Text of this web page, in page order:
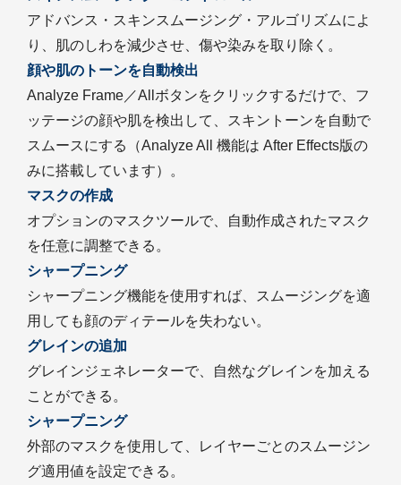
アドバンス・スキンスムージング・アルゴリズムによ
り、肌のしわを減少させ、傷や染みを取り除く。
顔や肌のトーンを自動検出
Analyze Frame／Allボタンをクリックするだけで、フ
ッテージの顔や肌を検出して、スキントーンを自動で
スムースにする（Analyze All 機能は After Effects版の
みに搭載しています）。
マスクの作成
オプションのマスクツールで、自動作成されたマスク
を任意に調整できる。
シャープニング
シャープニング機能を使用すれば、スムージングを適
用しても顔のディテールを失わない。
グレインの追加
グレインジェネレーターで、自然なグレインを加える
ことができる。
シャープニング
外部のマスクを使用して、レイヤーごとのスムージン
グ適用値を設定できる。